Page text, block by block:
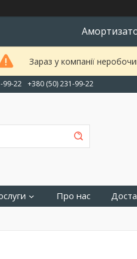
Зараз у компанії
99-22 +380 (50) 231-99-22
Про нас